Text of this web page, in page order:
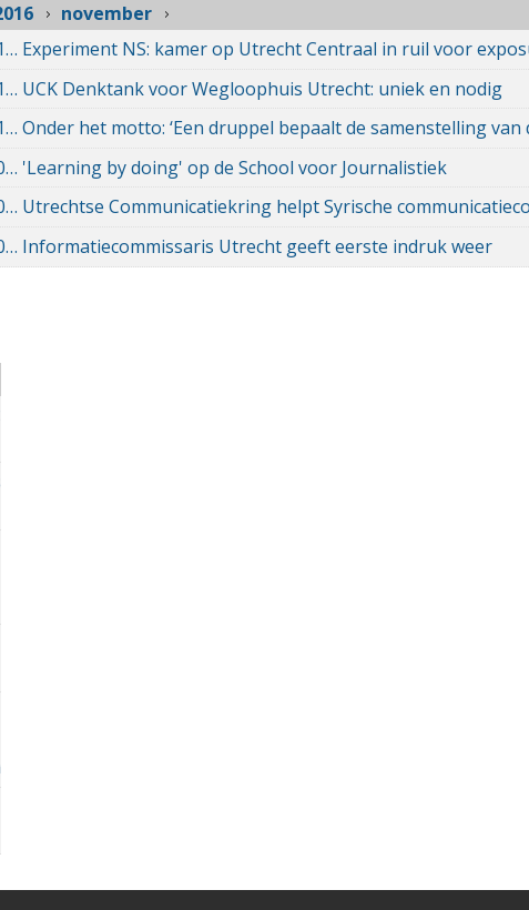
november
09:56
Experiment NS: kamer op Utrecht Centraal in ruil voor
22:42
UCK Denktank voor Wegloophuis Utrecht: uniek en nodig
19:14
Onder het motto: ‘Een druppel bepaalt de samenstelling van
'Learning by doing' op de School voor Journalistiek
Utrechtse Communicatiekring helpt Syrische
Informatiecommissaris Utrecht geeft eerste indruk weer